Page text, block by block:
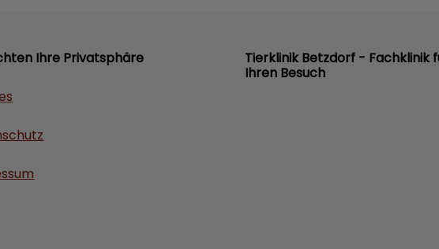
Ihre Privatsphäre
Tierklinik Betzdorf - Fachklinik
Ihren Besuch